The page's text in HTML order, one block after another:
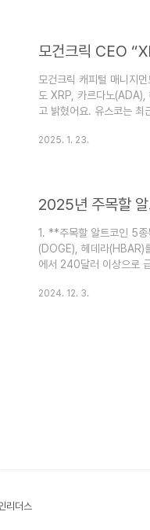
모건크릭 CEO
모건크릭 캐피털 매니지
도 XRP, 카르다노(ADA),
고 밝혔어요. 유스코는
한 암호화폐 프로젝트의
2025. 1. 23.
2025년 주목할
1. **주목할 알트코인 5
(DOGE), 헤데라(HBAR)
에서 240달러 이상으로
원할 잠재력이 있다고 강
2024. 12. 3.
리더스